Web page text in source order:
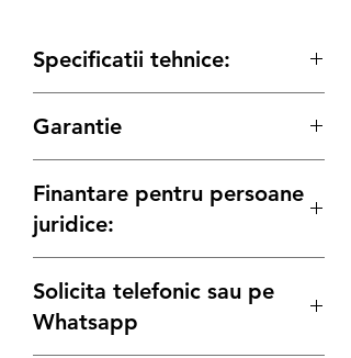
Specificatii tehnice:
Presiune maxima de functionare 200 bar
Voltaj 230 / 50 V / Hz
Putere motor 0,8 kW
Garantie
24 luni Persoane Fizice
Finantare pentru persoane
juridice:
sa achizitioneze un echipament sau un
utilaj din gama noastra de produse,
acestea se pot finanta incepand cu
Solicita telefonic sau pe
Whatsapp